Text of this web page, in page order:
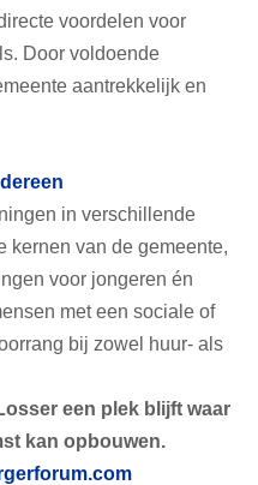
voordelen voor
Door voldoende
aantrekkelijk en
in verschillende
kernen van de gemeente,
voor jongeren én
met een sociale of
bij zowel huur- als
een plek blijft waar
kan opbouwen.